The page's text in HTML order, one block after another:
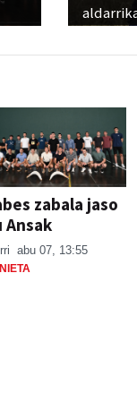
zabala jaso
Ansak
abu 07, 13:55